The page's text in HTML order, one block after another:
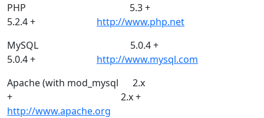
PHP 5.3 +
5.2.4 + http://www.php.net
MySQL 5.0.4 +
5.0.4 + http://www.mysql.com
Apache (with mod_mysql 2.x
+ 2.x +
http://www.apache.org